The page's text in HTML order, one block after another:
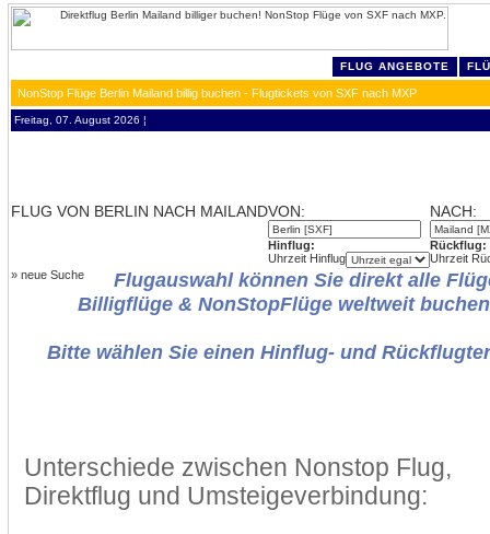
FLUG ANGEBOTE
NonStop Flüge Berlin Mailand billig buchen - Flugtickets von SXF nach MXP
Freitag, 07. August 2026 ¦
FLUG VON BERLIN NACH MAILANDVON:
Hinflug:
Uhrzeit Hinflug
NACH:
Rückflug:
Uhrzeit
» neue Suche
Flugauswahl können Sie direkt alle
Billigflüge & NonStopFlüge weltweit
Bitte wählen Sie einen Hinflug- und
Unterschiede zwischen Nonstop Flug,
Direktflug und Umsteigeverbindung: